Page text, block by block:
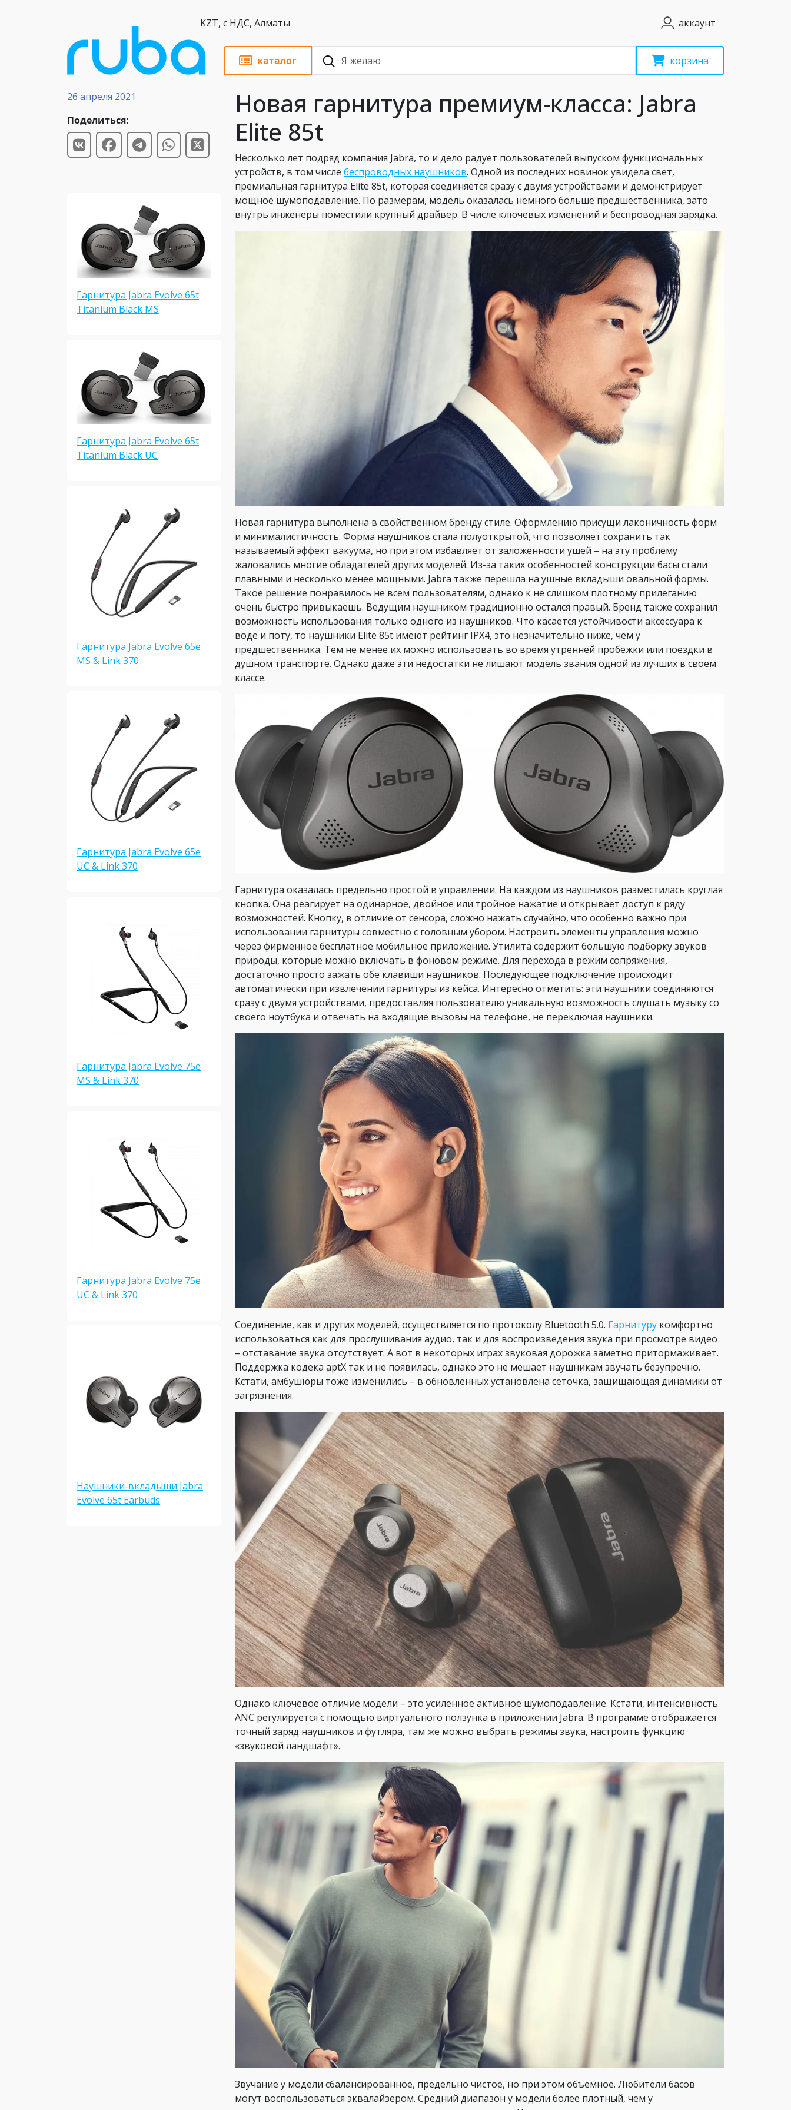
KZT, с НДС, Алматы аккаунт
каталог корзина
Обзоры
26 апреля 2021
Поделиться:
Гарнитура Jabra Evolve 65t
Titanium Black MS
Гарнитура Jabra Evolve 65t
Titanium Black UC
Гарнитура Jabra Evolve 65e
MS & Link 370
Гарнитура Jabra Evolve 65e
UC & Link 370
Гарнитура Jabra Evolve 75e
MS & Link 370
Гарнитура Jabra Evolve 75e
UC & Link 370
Наушники-вкладыши Jabra
Evolve 65t Earbuds
Новая гарнитура премиум-класса: Jabra
Elite 85t
Несколько лет подряд компания Jabra, то и дело радует пользователей выпуском функциональных
устройств, в том числе беспроводных наушников. Одной из последних новинок увидела свет,
премиальная гарнитура Elite 85t, которая соединяется сразу с двумя устройствами и демонстрирует
мощное шумоподавление. По размерам, модель оказалась немного больше предшественника, зато
внутрь инженеры поместили крупный драйвер. В числе ключевых изменений и беспроводная зарядка.
Новая гарнитура выполнена в свойственном бренду стиле. Оформлению присущи лаконичность форм
и минималистичность. Форма наушников стала полуоткрытой, что позволяет сохранить так
называемый эффект вакуума, но при этом избавляет от заложенности ушей – на эту проблему
жаловались многие обладателей других моделей. Из-за таких особенностей конструкции басы стали
плавными и несколько менее мощными. Jabra также перешла на ушные вкладыши овальной формы.
Такое решение понравилось не всем пользователям, однако к не слишком плотному прилеганию
очень быстро привыкаешь. Ведущим наушником традиционно остался правый. Бренд также сохранил
возможность использования только одного из наушников. Что касается устойчивости аксессуара к
воде и поту, то наушники Elite 85t имеют рейтинг IPX4, это незначительно ниже, чем у
предшественника. Тем не менее их можно использовать во время утренней пробежки или поездки в
душном транспорте. Однако даже эти недостатки не лишают модель звания одной из лучших в своем
классе.
Гарнитура оказалась предельно простой в управлении. На каждом из наушников разместилась круглая
кнопка. Она реагирует на одинарное, двойное или тройное нажатие и открывает доступ к ряду
возможностей. Кнопку, в отличие от сенсора, сложно нажать случайно, что особенно важно при
использовании гарнитуры совместно с головным убором. Настроить элементы управления можно
через фирменное бесплатное мобильное приложение. Утилита содержит большую подборку звуков
природы, которые можно включать в фоновом режиме. Для перехода в режим сопряжения,
достаточно просто зажать обе клавиши наушников. Последующее подключение происходит
автоматически при извлечении гарнитуры из кейса. Интересно отметить: эти наушники соединяются
сразу с двумя устройствами, предоставляя пользователю уникальную возможность слушать музыку со
своего ноутбука и отвечать на входящие вызовы на телефоне, не переключая наушники.
Соединение, как и других моделей, осуществляется по протоколу Bluetooth 5.0. Гарнитуру комфортно
использоваться как для прослушивания аудио, так и для воспроизведения звука при просмотре видео
– отставание звука отсутствует. А вот в некоторых играх звуковая дорожка заметно притормаживает.
Поддержка кодека aptX так и не появилась, однако это не мешает наушникам звучать безупречно.
Кстати, амбушюры тоже изменились – в обновленных установлена сеточка, защищающая динамики от
загрязнения.
Однако ключевое отличие модели – это усиленное активное шумоподавление. Кстати, интенсивность
ANC регулируется с помощью виртуального ползунка в приложении Jabra. В программе отображается
точный заряд наушников и футляра, там же можно выбрать режимы звука, настроить функцию
«звуковой ландшафт».
Звучание у модели сбалансированное, предельно чистое, но при этом объемное. Любители басов
могут воспользоваться эквалайзером. Средний диапазон у модели более плотный, чем у